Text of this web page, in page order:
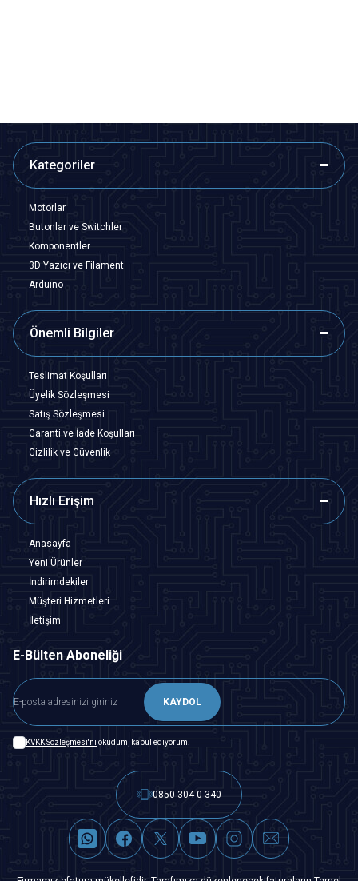
Kategoriler
Motorlar
Butonlar ve Switchler
Komponentler
3D Yazıcı ve Filament
Arduino
Önemli Bilgiler
Teslimat Koşulları
Üyelik Sözleşmesi
Satış Sözleşmesi
Garanti ve İade Koşulları
Gizlilik ve Güvenlik
Hızlı Erişim
Anasayfa
Yeni Ürünler
İndirimdekiler
Müşteri Hizmetleri
İletişim
E-Bülten Aboneliği
KAYDOL
KVKK Sözleşmesi'ni okudum, kabul ediyorum.
0850 304 0 340